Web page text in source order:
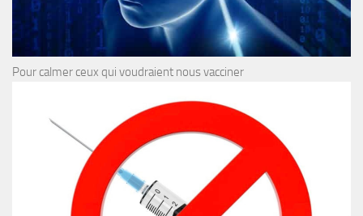
Pour calmer ceux qui voudraient nous vacciner